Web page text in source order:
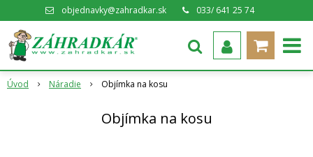
objednavky@zahradkar.sk 033/ 641 25 74
Úvod Náradie Objímka na kosu
Objímka na kosu